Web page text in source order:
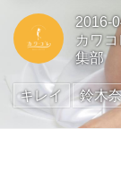
2016-
カワ
集部
キレイ 鈴木